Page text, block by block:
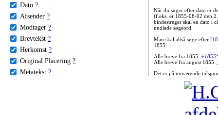
Dato ?
Afsender ?
Modtager ?
Brevtekst ?
Herkomst ?
Original Placering ?
Metatekst ?
Når du søger efter dato er
(f.eks. er 1855-08-02 den
bindestreger skal en dato i
undlade søgeord.
Man skal altså søge efter
1855.
Alle breve fra 1855:
Alle breve fra august 1855:
Det er på nuværende